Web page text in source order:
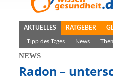
AKTUELLES RATGEBER
Tipp des Tages News
NEWS
Radon –